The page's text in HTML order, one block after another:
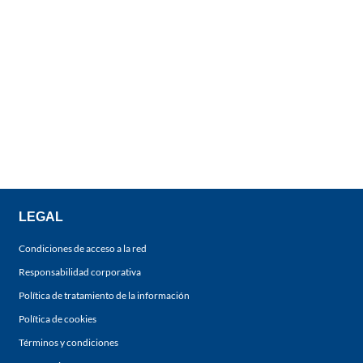
LEGAL
Condiciones de acceso a la red
Responsabilidad corporativa
Política de tratamiento de la información
Política de cookies
Términos y condiciones